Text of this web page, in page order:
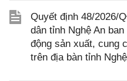
Quyết định 48/2026/
dân tỉnh Nghệ An
động sản xuất, cung
trên địa bàn tỉnh